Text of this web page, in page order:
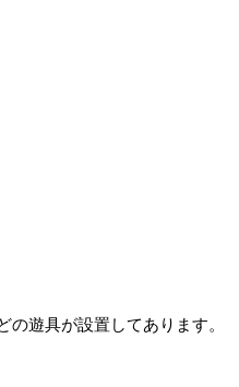
遊具が設置してあります。